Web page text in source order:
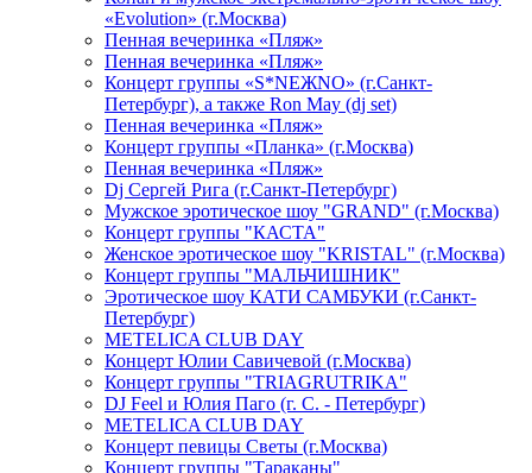
«Evolution» (г.Москва)
Пенная вечеринка «Пляж»
Пенная вечеринка «Пляж»
Концерт группы «S*NEЖNO» (г.Санкт-
Петербург), а также Ron May (dj set)
Пенная вечеринка «Пляж»
Концерт группы «Планка» (г.Москва)
Пенная вечеринка «Пляж»
Dj Сергей Рига (г.Санкт-Петербург)
Мужское эротическое шоу "GRAND" (г.Москва)
Концерт группы "КАСТА"
Женское эротическое шоу "KRISTAL" (г.Москва)
Концерт группы "МАЛЬЧИШНИК"
Эротическое шоу КАТИ САМБУКИ (г.Санкт-
Петербург)
METELICA CLUB DAY
Концерт Юлии Савичевой (г.Москва)
Концерт группы "TRIAGRUTRIKA"
DJ Feel и Юлия Паго (г. С. - Петербург)
METELICA CLUB DAY
Концерт певицы Светы (г.Москва)
Концерт группы "Тараканы"